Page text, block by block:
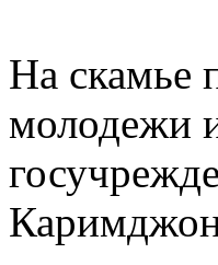
На скамье
молодежи